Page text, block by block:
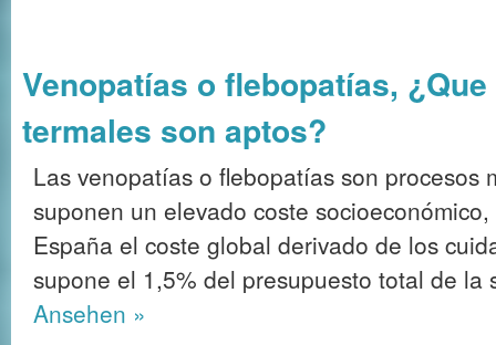
Venopatías o flebopatías,
termales son aptos?
Las venopatías o flebopatías son procesos
suponen un elevado coste
España el coste global derivado de los
supone el 1,5% del presupuesto total de la
Ansehen »